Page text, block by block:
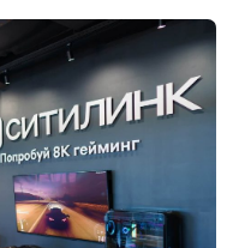
лояльности.
определенную сумму, что
на длительный
большая площадь,